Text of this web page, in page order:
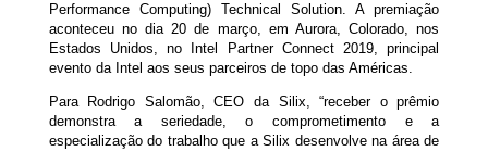
Performance Computing) Technical Solution. A premiação
aconteceu no dia 20 de março, em Aurora, Colorado, nos
Estados Unidos, no Intel Partner Connect 2019, principal
evento da Intel aos seus parceiros de topo das Américas.
Para Rodrigo Salomão, CEO da Silix, “receber o prêmio
demonstra a seriedade, o comprometimento e a
especialização do trabalho que a Silix desenvolve na área de